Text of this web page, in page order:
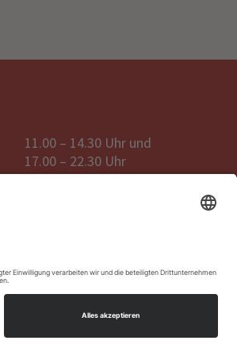
11.00 – 14.30 Uhr und
17.00 – 22.30 Uhr
Ruhetag
|Datenschutzerklärung|Barrierefreiheit